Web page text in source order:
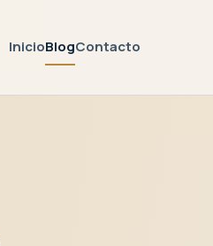
InicioBlogContacto